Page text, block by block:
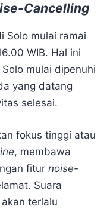
Cancelling
Solo mulai ramai
WIB. Hal ini
mulai dipenuhi
yang datang
selesai.
fokus tinggi atau
, membawa
fitur noise-
Suara
terlalu